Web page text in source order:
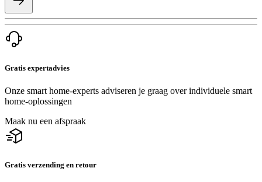
Gratis expertadvies
Onze smart home-experts adviseren je graag over individuele smart
home-oplossingen
Maak nu een afspraak
Gratis verzending en retour